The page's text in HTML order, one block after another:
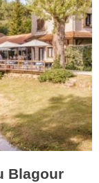
Blagour